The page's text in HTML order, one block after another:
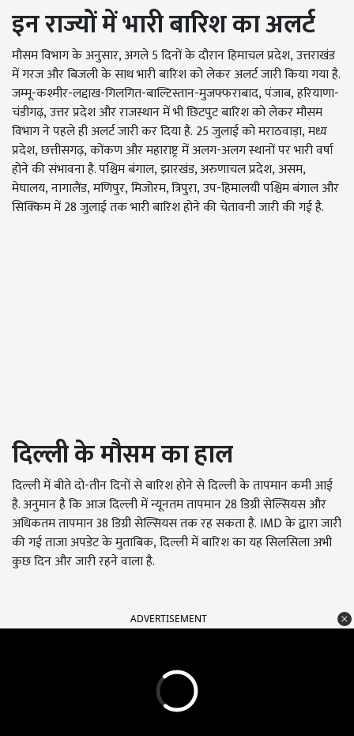
इन राज्यों में भारी बारिश का अलर्ट
मौसम विभाग के अनुसार, अगले 5 दिनों के दौरान हिमाचल प्रदेश, उत्तराखंड
में गरज और बिजली के साथ भारी बारिश को लेकर अलर्ट जारी किया गया है.
जम्मू-कश्मीर-लद्दाख-गिलगित-बाल्टिस्तान-मुजफ्फराबाद, पंजाब, हरियाणा-
चंडीगढ़, उत्तर प्रदेश और राजस्थान में भी छिटपुट बारिश को लेकर मौसम
विभाग ने पहले ही अलर्ट जारी कर दिया है. 25 जुलाई को मराठवाड़ा, मध्य
प्रदेश, छत्तीसगढ़, कोंकण और महाराष्ट्र में अलग-अलग स्थानों पर भारी वर्षा
होने की संभावना है. पश्चिम बंगाल, झारखंड, अरुणाचल प्रदेश, असम,
मेघालय, नागालैंड, मणिपुर, मिजोरम, त्रिपुरा, उप-हिमालयी पश्चिम बंगाल और
सिक्किम में 28 जुलाई तक भारी बारिश होने की चेतावनी जारी की गई है.
दिल्ली के मौसम का हाल
दिल्ली में बीते दो-तीन दिनों से बारिश होने से दिल्ली के तापमान कमी आई
है. अनुमान है कि आज दिल्ली में न्यूनतम तापमान 28 डिग्री सेल्सियस और
अधिकतम तापमान 38 डिग्री सेल्सियस तक रह सकता है. IMD के द्वारा जारी
की गई ताजा अपडेट के मुताबिक, दिल्ली में बारिश का यह सिलसिला अभी
कुछ दिन और जारी रहने वाला है.
ADVERTISEMENT